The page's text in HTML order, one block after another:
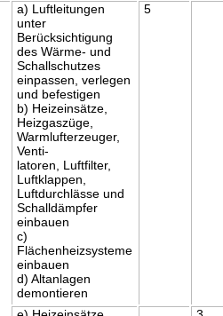
a) Luftleitungen
unter
Berücksichtigung
des Wärme- und
Schallschutzes
einpassen, verlegen
und befestigen
b) Heizeinsätze,
Heizgaszüge,
Warmlufterzeuger,
Venti-
latoren, Luftfilter,
Luftklappen,
Luftdurchlässe und
Schalldämpfer
einbauen
c)
Flächenheizsysteme
einbauen
d) Altanlagen
demontieren
5